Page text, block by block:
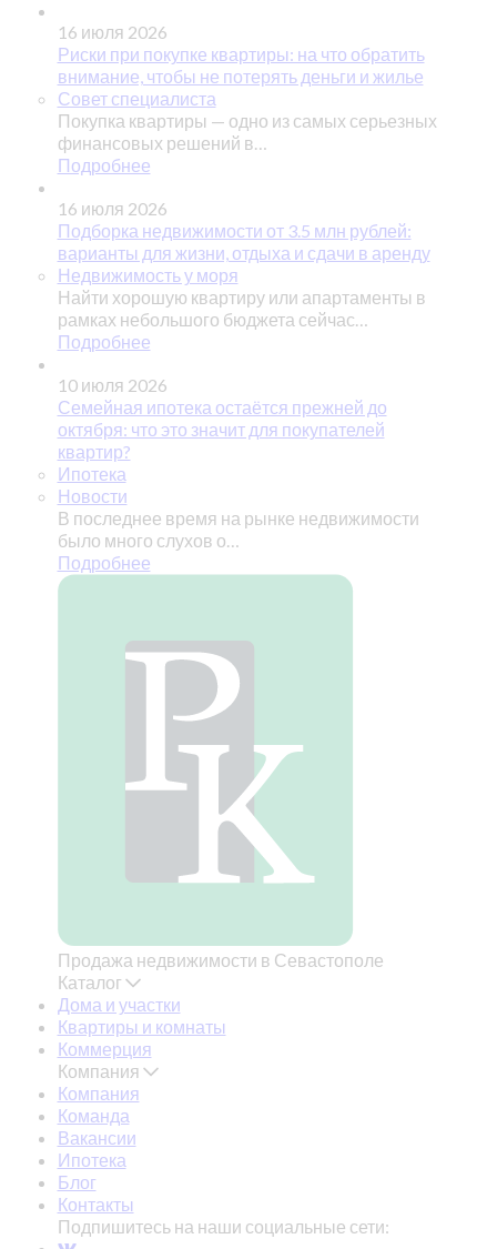
16 июля 2026
Риски при покупке квартиры: на что обратить
внимание, чтобы не потерять деньги и жилье
Совет специалиста
Покупка квартиры — одно из самых серьезных
финансовых решений в…
Подробнее
16 июля 2026
Подборка недвижимости от 3.5 млн рублей:
варианты для жизни, отдыха и сдачи в аренду
Недвижимость у моря
Найти хорошую квартиру или апартаменты в
рамках небольшого бюджета сейчас…
Подробнее
10 июля 2026
Семейная ипотека остаётся прежней до
октября: что это значит для покупателей
квартир?
Ипотека
Новости
В последнее время на рынке недвижимости
было много слухов о…
Подробнее
Продажа недвижимости в Севастополе
Каталог
Дома и участки
Квартиры и комнаты
Коммерция
Компания
Компания
Команда
Вакансии
Ипотека
Блог
Контакты
Подпишитесь на наши социальные сети: